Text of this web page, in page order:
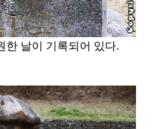
한 날이 기록되어 있다.